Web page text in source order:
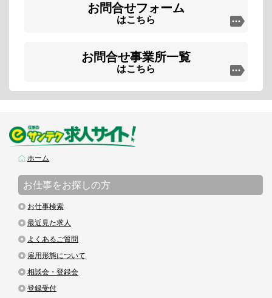
お問合せフォーム
はこちら
お問合せ事業所一覧
はこちら
ホーム
お仕事をお探しの方
お仕事検索
最近見た求人
よくあるご質問
雇用形態について
相談会・登録会
登録受付